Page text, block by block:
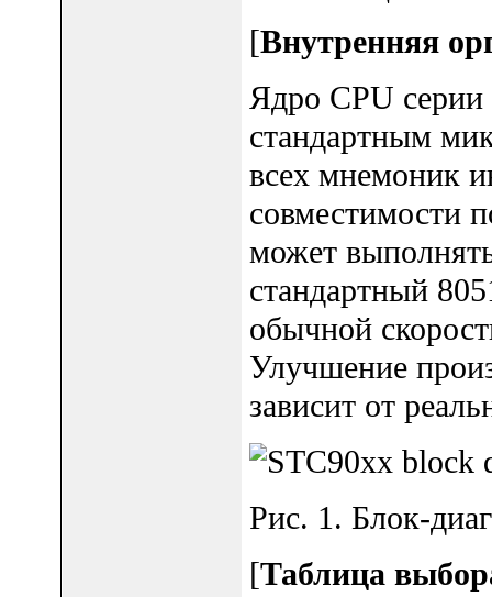
[Внутренняя
Ядро CPU
стандартным
всех мнемоник
совместимости
может
стандартный
обычной
Улучшение
зависит от
Рис. 1. Блок-
[Таблица